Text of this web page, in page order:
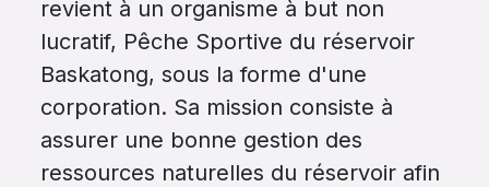
revient à un organisme à but non
lucratif, Pêche Sportive du réservoir
Baskatong, sous la forme d'une
corporation. Sa mission consiste à
assurer une bonne gestion des
ressources naturelles du réservoir afin